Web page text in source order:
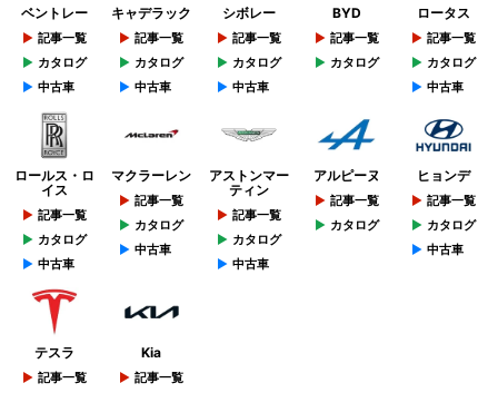
ベントレー
記事一覧
カタログ
中古車
キャデラック
記事一覧
カタログ
中古車
シボレー
記事一覧
カタログ
中古車
BYD
記事一覧
カタログ
ロータス
記事一覧
カタログ
中古車
ロールス・ロ
イス
記事一覧
カタログ
中古車
マクラーレン
記事一覧
カタログ
中古車
アストンマー
ティン
記事一覧
カタログ
中古車
アルピーヌ
記事一覧
カタログ
ヒョンデ
記事一覧
カタログ
中古車
テスラ
記事一覧
Kia
記事一覧